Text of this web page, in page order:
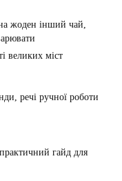
жоден інший чай,
великих міст
речі ручної роботи
гайд для